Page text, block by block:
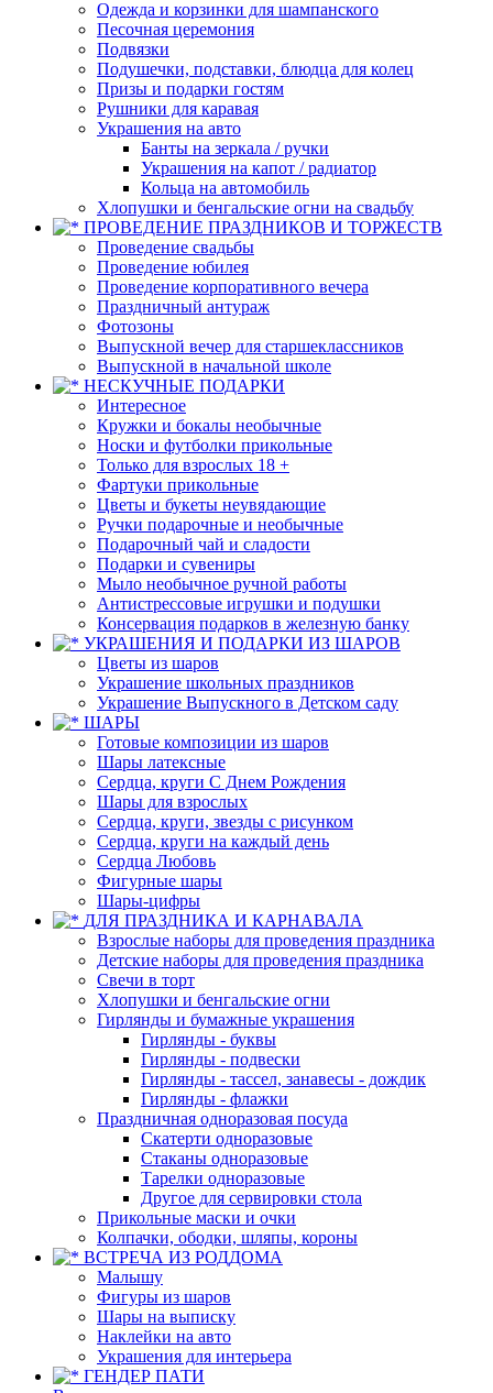
Одежда и корзинки для шампанского
Песочная церемония
Подвязки
Подушечки, подставки, блюдца для колец
Призы и подарки гостям
Рушники для каравая
Украшения на авто
Банты на зеркала / ручки
Украшения на капот / радиатор
Кольца на автомобиль
Хлопушки и бенгальские огни на свадьбу
ПРОВЕДЕНИЕ ПРАЗДНИКОВ И ТОРЖЕСТВ
Проведение свадьбы
Проведение юбилея
Проведение корпоративного вечера
Праздничный антураж
Фотозоны
Выпускной вечер для старшеклассников
Выпускной в начальной школе
НЕСКУЧНЫЕ ПОДАРКИ
Интересное
Кружки и бокалы необычные
Носки и футболки прикольные
Только для взрослых 18 +
Фартуки прикольные
Цветы и букеты неувядающие
Ручки подарочные и необычные
Подарочный чай и сладости
Подарки и сувениры
Мыло необычное ручной работы
Антистрессовые игрушки и подушки
Консервация подарков в железную банку
УКРАШЕНИЯ И ПОДАРКИ ИЗ ШАРОВ
Цветы из шаров
Украшение школьных праздников
Украшение Выпускного в Детском саду
ШАРЫ
Готовые композиции из шаров
Шары латексные
Сердца, круги С Днем Рождения
Шары для взрослых
Сердца, круги, звезды с рисунком
Сердца, круги на каждый день
Сердца Любовь
Фигурные шары
Шары-цифры
ДЛЯ ПРАЗДНИКА И КАРНАВАЛА
Взрослые наборы для проведения праздника
Детские наборы для проведения праздника
Свечи в торт
Хлопушки и бенгальские огни
Гирлянды и бумажные украшения
Гирлянды - буквы
Гирлянды - подвески
Гирлянды - тассел, занавесы - дождик
Гирлянды - флажки
Праздничная одноразовая посуда
Скатерти одноразовые
Стаканы одноразовые
Тарелки одноразовые
Другое для сервировки стола
Прикольные маски и очки
Колпачки, ободки, шляпы, короны
ВСТРЕЧА ИЗ РОДДОМА
Малышу
Фигуры из шаров
Шары на выписку
Наклейки на авто
Украшения для интерьера
ГЕНДЕР ПАТИ